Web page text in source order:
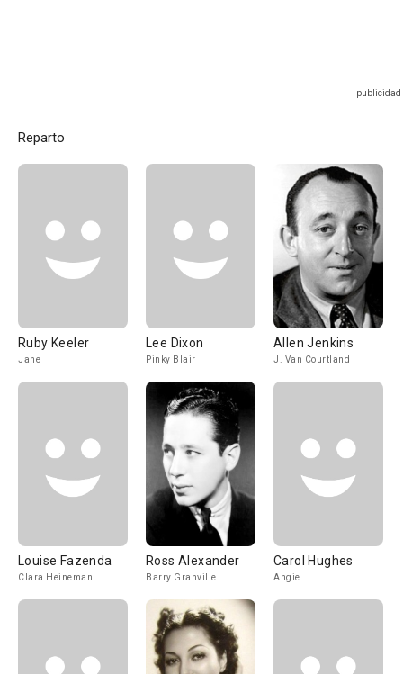
Reparto
Ruby Keeler
Jane
Lee Dixon
Pinky Blair
Allen Jenkins
J. Van Courtland
Louise Fazenda
Clara Heineman
Ross Alexander
Barry Granville
Carol Hughes
Angie